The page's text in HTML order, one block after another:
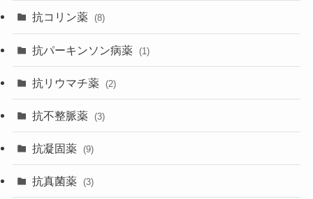
抗コリン薬 (8)
抗パーキンソン病薬 (1)
抗リウマチ薬 (2)
抗不整脈薬 (3)
抗凝固薬 (9)
抗真菌薬 (3)